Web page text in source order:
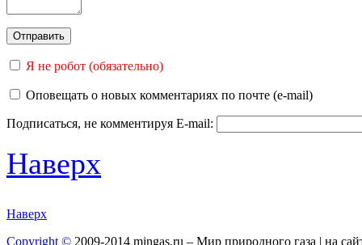
Я не робот (обязательно)
Оповещать о новых комментариях по почте (e-mail)
Подписаться, не комментируя E-mail:
Наверх
Наверх
Copyright © 2009-2014 mingas.ru – Мир природного газа | на